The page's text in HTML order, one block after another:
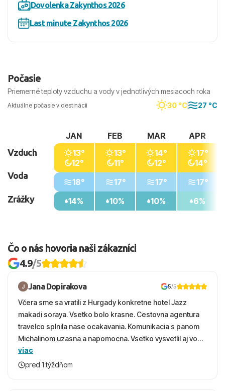
Dovolenka Zakynthos 2026
Last minute Zakynthos 2026
Počasie
Priemerné teploty vzduchu a vody v jednotlivých mesiacoch roka
Aktuálne počasie v destinácii 30 °C 27 °C
Vzduch
Voda
Zrážky
JAN
13°
12°
18°
14%
FEB
13°
11°
17°
10%
MAR
14°
12°
17°
10%
APR
17°
14°
17°
6%
Čo o nás hovoria naši zákazníci
4.9/5
Jana Dopirakova 5/5
Včera sme sa vratili z Hurgady konkretne hotel Jazz
makadi soraya. Vsetko bolo krasne. Cestovna agentura
travelco splnila nase ocakavania. Komunikacia s panom
Michalinom uzasna a napomocna. Vsetko vysvetlil aj vo
vecernych hodinach zaco sa ospravedlnujem. Hotel
krasny, cisty. Sluzby top. Strava, prostredie, more,
viac
pred 1 týždňom